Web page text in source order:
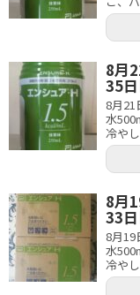
8月
35
8月21
水
冷や
8月
33
8月19
水
冷や